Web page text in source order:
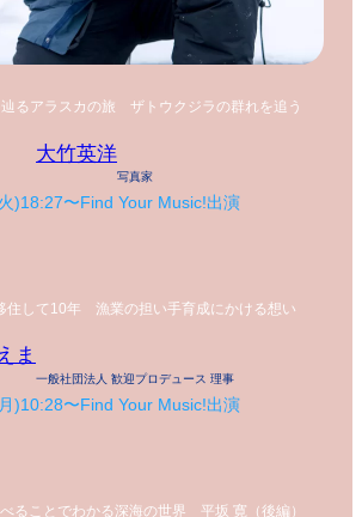
るアラスカの旅 ザトウクジラの群れを追う
大竹英洋
写真家
)18:27〜Find Your Music!出演
住して10年 漁業の担い手育成にかける想い
ま
一般社団法人 歓迎プロデュース 理事
)10:28〜Find Your Music!出演
ることでわかる深海の世界 平坂 寛（後編）